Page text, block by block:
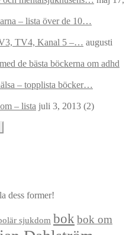
– lista över de 10…
TV4, Kanal 5 –… augusti
de bästa böckerna om adhd
– topplista böcker…
– lista juli 3, 2013 (2)
dess former!
sjukdom bokbok om